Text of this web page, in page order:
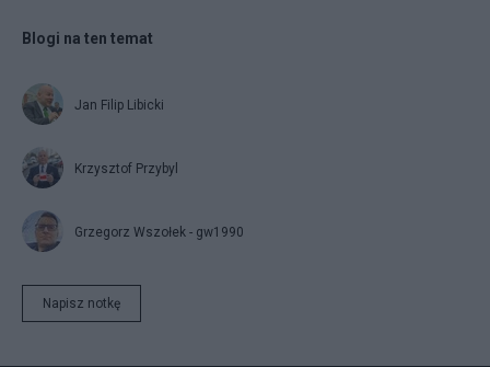
Blogi na ten temat
Jan Filip Libicki
Krzysztof Przybyl
Grzegorz Wszołek - gw1990
Napisz notkę